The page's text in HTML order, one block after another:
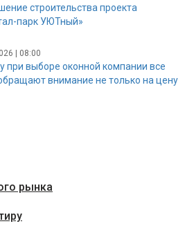
строительства проекта
парк УЮТный»
| 08:00
при выборе оконной компании все
внимание не только на цену
рынка